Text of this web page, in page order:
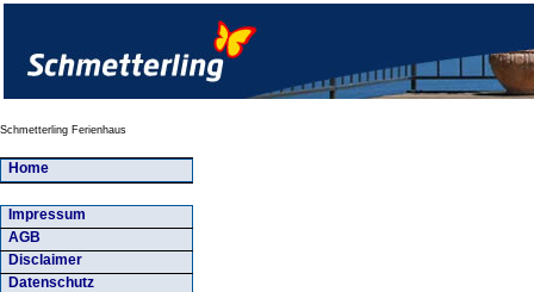
Schmetterling Ferienhaus
Home
Impressum
AGB
Disclaimer
Datenschutz